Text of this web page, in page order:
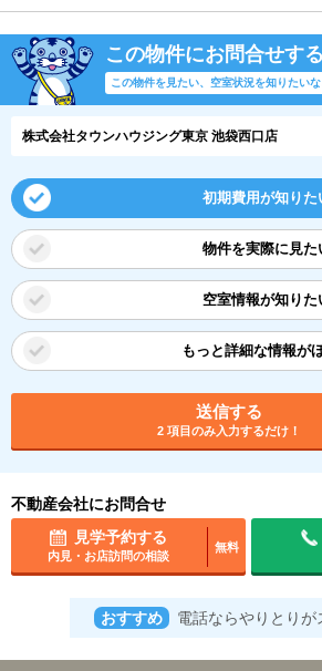
この物件にお問合せする
この物件を見たい、空室状況を知りたい
株式会社タウンハウジング東京 池袋西口店
初期費用が知りた
物件を実際に見た
空室情報が知りた
もっと詳細な情報が
送信する
2 項目のみ入力するだけ！
不動産会社にお問合せ
見学予約する
内見・お店訪問の相談
無料
おすすめ 電話ならやりとりが